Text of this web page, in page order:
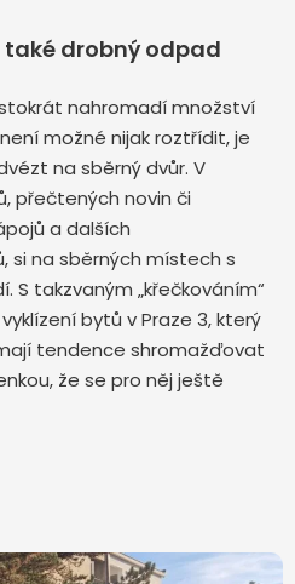
drobný odpad
nahromadí množství
možné nijak roztřídit, je
na sběrný dvůr. V
přečtených novin či
a dalších
si na sběrných místech s
S takzvaným „křečkováním“
bytů v Praze 3, který
tendence shromažďovat
že se pro něj ještě